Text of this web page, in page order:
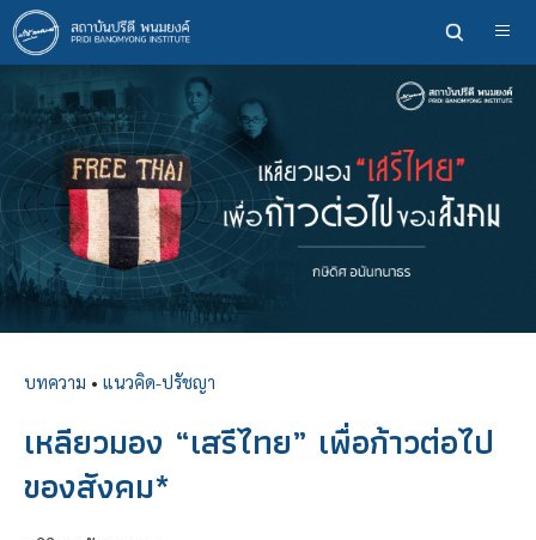
ข้าม
ไป
ยัง
เนื้อหา
หลัก
บทความ • แนวคิด-ปรัชญา
เหลียวมอง “เสรีไทย” เพื่อก้าวต่อไป
ของสังคม*